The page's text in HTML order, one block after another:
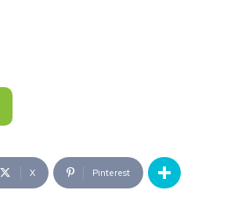
X Pinterest